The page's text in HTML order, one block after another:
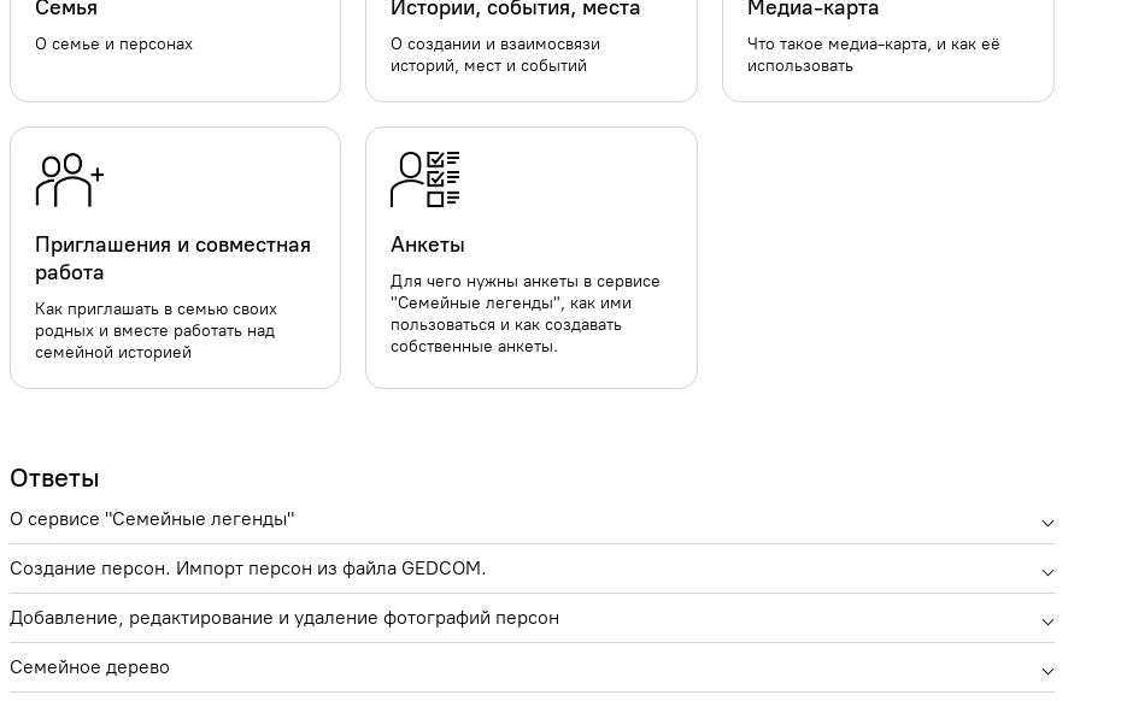
семьи
Гагариных
семьи
Милей
Семья
О семье и персонах
Истории, события, места
О создании и взаимосвязи
историй, мест и событий
Медиа-карта
Что такое медиа-карта, и как её
использовать
Приглашения и совместная
работа
Как приглашать в семью своих
родных и вместе работать над
семейной историей
Анкеты
Для чего нужны анкеты в сервисе
"Семейные легенды", как ими
пользоваться и как создавать
собственные анкеты.
Ответы
О сервисе "Семейные легенды"
Создание персон. Импорт персон из файла GEDCOM.
Добавление, редактирование и удаление фотографий персон
Семейное дерево